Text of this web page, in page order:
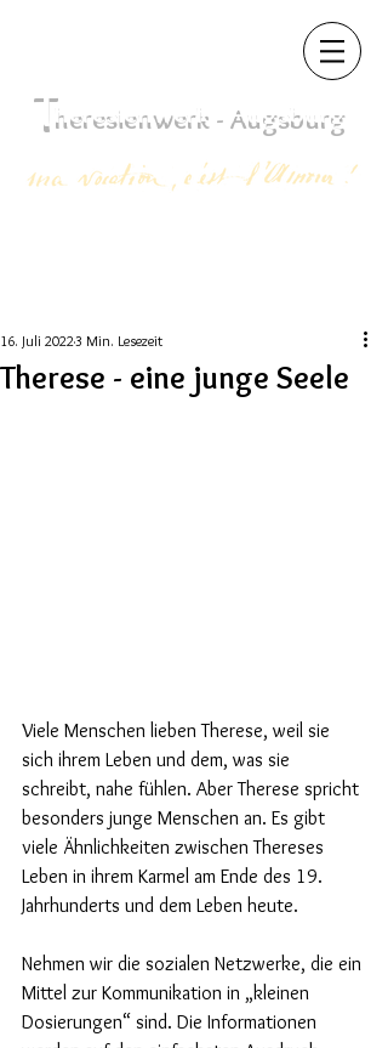
Theresienwerk - Augsburg
Therese - eine junge Seele
16. Juli 20223 Min. Lesezeit
Viele Menschen lieben Therese, weil sie
sich ihrem Leben und dem, was sie
schreibt, nahe fühlen. Aber Therese spricht
besonders junge Menschen an. Es gibt
viele Ähnlichkeiten zwischen Thereses
Leben in ihrem Karmel am Ende des 19.
Jahrhunderts und dem Leben heute.
Nehmen wir die sozialen Netzwerke, die ein
Mittel zur Kommunikation in „kleinen
Dosierungen“ sind. Die Informationen